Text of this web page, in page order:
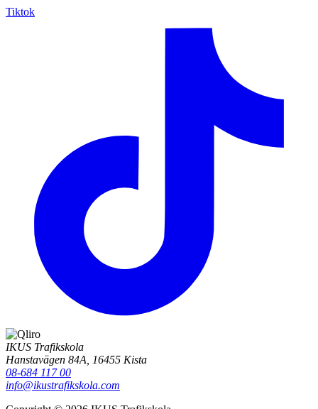
Tiktok
IKUS Trafikskola
Hanstavägen 84A, 16455 Kista
08-684 117 00
info@ikustrafikskola.com